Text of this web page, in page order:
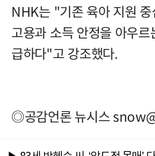
NHK는 "기존 육아 지원
고용과 소득 안정을 아우
급하다"고 강조했다.
◎공감언론 뉴시스